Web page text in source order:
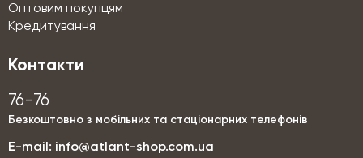
Оптовим покупцям
Кредитування
Контакти
76-76
Безкоштовно з мобільних та стаціонарних телефонів
E-mail: info@atlant-shop.com.ua